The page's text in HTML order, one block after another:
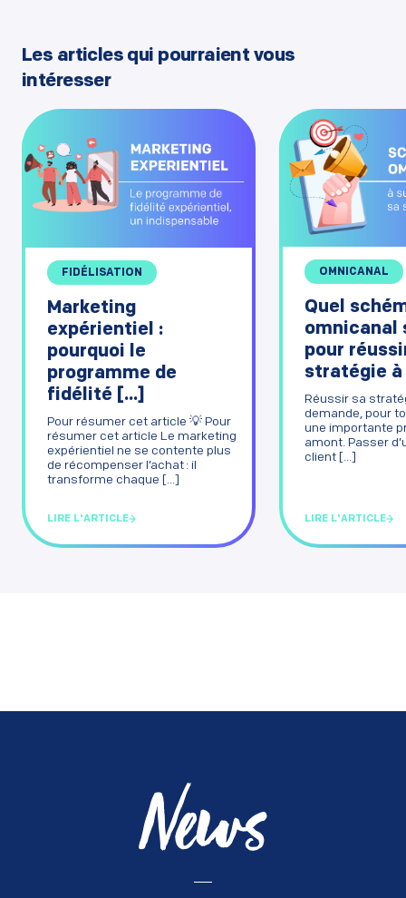
Les articles qui pourraient vous
intéresser
FIDÉLISATION
Marketing
expérientiel :
pourquoi le
programme de
fidélité [...]
Pour résumer cet article 💡 Pour
résumer cet article Le marketing
expérientiel ne se contente plus
de récompenser l’achat : il
transforme chaque [...]
LIRE L'ARTICLE
OMNICANAL
Quel
omnicanal
pour
stratégie à
Réussir sa
demande, pour
une importante
amont. Passer
client [...]
LIRE L'ARTICLE
News